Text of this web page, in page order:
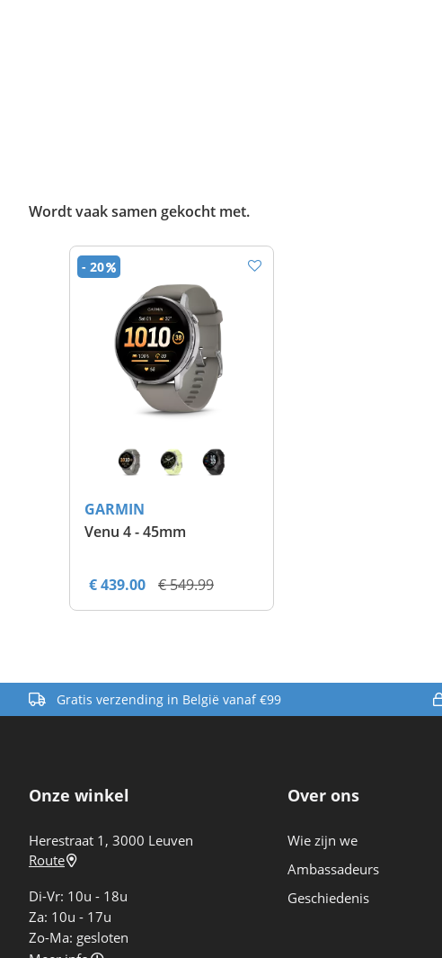
Wordt vaak samen gekocht met.
GARMIN
Venu 4 - 45mm
€ 439.00 € 549.99
- 20
Gratis verzending in België vanaf €99
Onze winkel
Herestraat 1, 3000 Leuven
Route
Di-Vr: 10u - 18u
Za: 10u - 17u
Zo-Ma: gesloten
Over ons
Wie zijn we
Ambassadeurs
Geschiedenis